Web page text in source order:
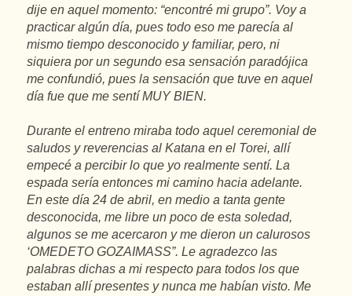
dije en aquel momento: “encontré mi grupo”. Voy a
practicar algún día, pues todo eso me parecía al
mismo tiempo desconocido y familiar, pero, ni
siquiera por un segundo esa sensación paradójica
me confundió, pues la sensación que tuve en aquel
día fue que me sentí MUY BIEN.
Durante el entreno miraba todo aquel ceremonial de
saludos y reverencias al Katana en el Torei, allí
empecé a percibir lo que yo realmente sentí. La
espada sería entonces mi camino hacia adelante.
En este día 24 de abril, en medio a tanta gente
desconocida, me libre un poco de esta soledad,
algunos se me acercaron y me dieron un calurosos
‘OMEDETO GOZAIMASS”. Le agradezco las
palabras dichas a mi respecto para todos los que
estaban allí presentes y nunca me habían visto. Me